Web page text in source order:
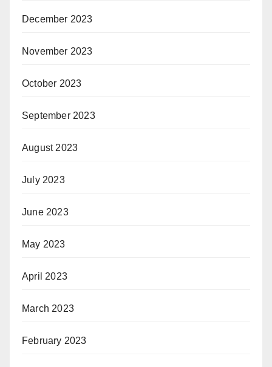
December 2023
November 2023
October 2023
September 2023
August 2023
July 2023
June 2023
May 2023
April 2023
March 2023
February 2023